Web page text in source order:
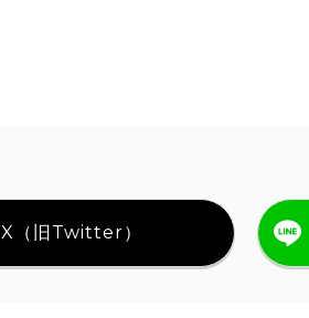
X（旧Twitter）